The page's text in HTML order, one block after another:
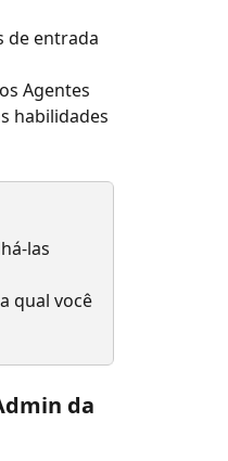
de entrada
Agentes
habilidades
las
qual você
da